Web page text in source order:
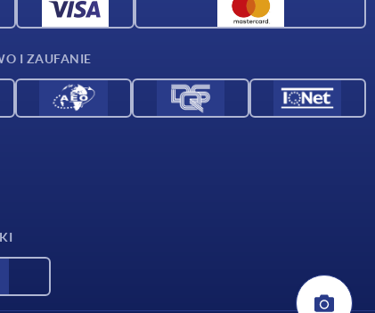
I ZAUFANIE